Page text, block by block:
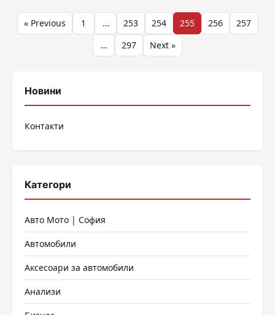
Разделяне
на
« Previous 1 … 253 254 255 256
257
…
297 Next »
Новини
Контакти
Категори
Авто Мото | София
Автомобили
Аксесоари за автомобили
Анализи